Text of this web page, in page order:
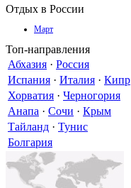
Отдых в России
Март
Топ-направления
Абхазия · Россия
Испания · Италия · Кипр
Хорватия · Черногория
Анапа · Сочи · Крым
Тайланд · Тунис
Болгария